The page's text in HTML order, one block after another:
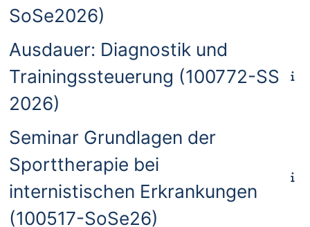
SoSe2026)
Ausdauer: Diagnostik und
Trainingssteuerung (100772-SS
2026)
Seminar Grundlagen der
Sporttherapie bei
internistischen Erkrankungen
(100517-SoSe26)